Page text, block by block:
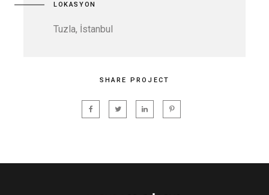
LOKASYON
Tuzla, İstanbul
SHARE PROJECT